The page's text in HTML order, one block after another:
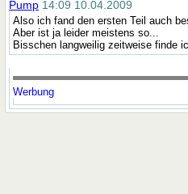
Pump 14:09 10.04.2009
Also ich fand den ersten Teil auch
Aber ist ja leider meistens so...
Bisschen langweilig zeitweise finde
Werbung